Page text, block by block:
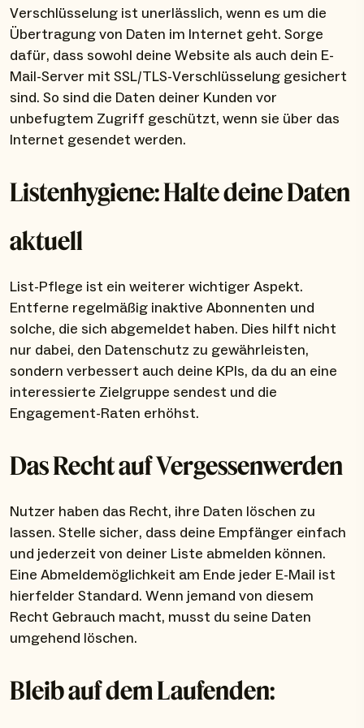
Verschlüsselung ist unerlässlich, wenn es um die
Übertragung von Daten im Internet geht. Sorge
dafür, dass sowohl deine Website als auch dein E-
Mail-Server mit SSL/TLS-Verschlüsselung gesichert
sind. So sind die Daten deiner Kunden vor
unbefugtem Zugriff geschützt, wenn sie über das
Internet gesendet werden.
Listenhygiene: Halte deine Daten
aktuell
List-Pflege ist ein weiterer wichtiger Aspekt.
Entferne regelmäßig inaktive Abonnenten und
solche, die sich abgemeldet haben. Dies hilft nicht
nur dabei, den Datenschutz zu gewährleisten,
sondern verbessert auch deine KPIs, da du an eine
interessierte Zielgruppe sendest und die
Engagement-Raten erhöhst.
Das Recht auf Vergessenwerden
Nutzer haben das Recht, ihre Daten löschen zu
lassen. Stelle sicher, dass deine Empfänger einfach
und jederzeit von deiner Liste abmelden können.
Eine Abmeldemöglichkeit am Ende jeder E-Mail ist
hierfelder Standard. Wenn jemand von diesem
Recht Gebrauch macht, musst du seine Daten
umgehend löschen.
Bleib auf dem Laufenden: